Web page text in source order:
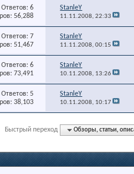
Ответов: 6
56,288
StanleY
11.11.2008,22:33
Ответов: 7
51,467
StanleY
11.11.2008,00:15
Ответов: 6
73,491
StanleY
10.11.2008, 13:26
Ответов: 5
38,103
StanleY
10.11.2008, 10:17
Быстрый переход Обзоры, статьи,